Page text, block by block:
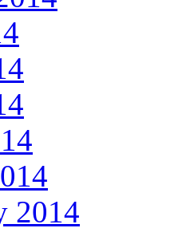
2014